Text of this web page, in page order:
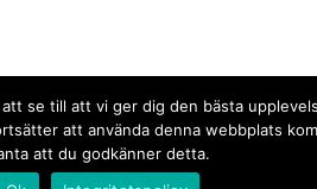
se till att vi ger dig den bästa
att använda denna webbplats
att du godkänner detta.